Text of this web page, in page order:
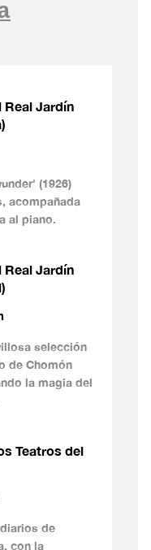
Real Jardín
(1926)
acompañada
al piano.
Real Jardín
selección
de Chomón
la magia del
Teatros del
de
con la